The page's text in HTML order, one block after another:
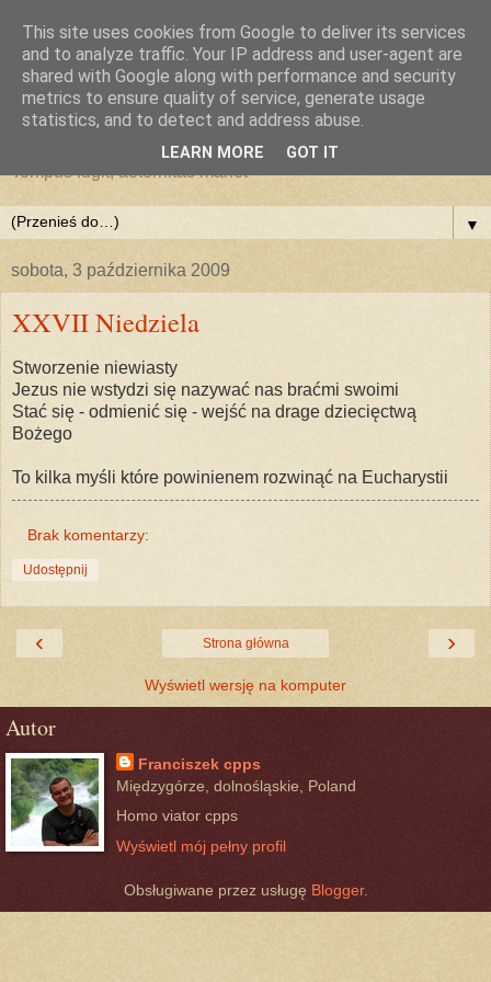
Tempus fugit, aeternitas manet
▼
sobota, 3 października 2009
XXVII Niedziela
Stworzenie niewiasty
Jezus nie wstydzi się nazywać nas braćmi swoimi
Stać się - odmienić się - wejść na drage dziecięctwą
Bożego
To kilka myśli które powinienem rozwinąć na Eucharystii
Brak komentarzy:
Udostępnij
‹ ›
Strona główna
Wyświetl wersję na komputer
Autor
Franciszek cpps
Międzygórze, dolnośląskie, Poland
Homo viator cpps
Wyświetl mój pełny profil
Obsługiwane przez usługę Blogger.
This site uses cookies from Google to deliver its services
and to analyze traffic. Your IP address and user-agent are
shared with Google along with performance and security
metrics to ensure quality of service, generate usage
statistics, and to detect and address abuse.
LEARN MORE GOT IT